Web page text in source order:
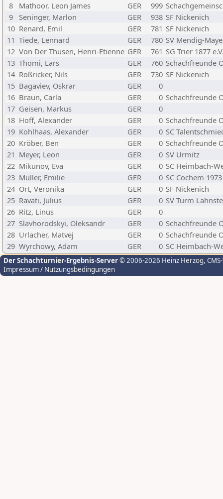
8
Mathoor, Leon James GER 999
9
Seninger, Marlon GER 938 SF Nickenich
10 Renard, Emil GER 781 SF Nickenich
11 Tiede, Lennard GER 780 SV Mendig-
12 Von Der Thüsen, Henri-Etienne GER 761 SG Trier 1877
13 Thomi, Lars GER 760 Schachfreunde
14 Roßricker, Nils GER 730 SF Nickenich
15 Bagaviev, Oskrar GER
0
16 Braun, Carla GER 0 Schachfreunde
17 Geisen, Markus GER
0
18 Hoff, Alexander GER 0 Schachfreunde
19 Kohlhaas, Alexander GER 0 SC
20 Kröber, Ben GER 0 Schachfreunde
21 Meyer, Leon GER 0 SV Urmitz
22 Mikunov, Eva GER 0 SC Heimbach-
23 Müller, Emilie GER 0 SC Cochem 1973
24 Ort, Veronika GER 0 SF Nickenich
25 Ravati, Julius GER 0 SV Turm
26 Ritz, Linus GER
0
27 Slavhorodskyi, Oleksandr GER 0 Schachfreunde
28 Urlacher, Matvej GER 0 Schachfreunde
29 Wyrchowy, Adam GER 0 SC Heimbach-
Der Schachturnier-Ergebnis-Server© 2006-2026 Heinz Herzog,
Impressum / Nutzungsbedingungen